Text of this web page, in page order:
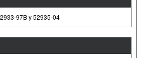
97B y 52935-04